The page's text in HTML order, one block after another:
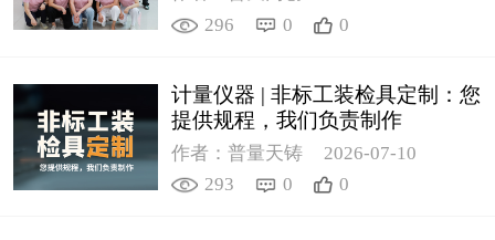
296
0 0
计量仪器 | 非标工装检具定制：您
提供规程，我们负责制作
作者：普量天铸
2026-07-10
293
0 0